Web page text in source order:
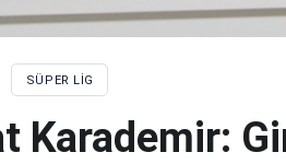
SÜPER LIG
Karademir: